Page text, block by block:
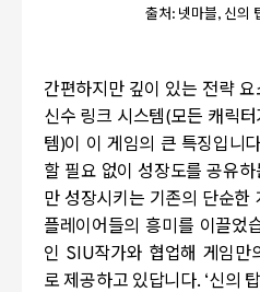
출처: 넷마블, 신의
간편하지만 깊이 있는 전략
신수 링크 시스템(모든 캐릭
템)이 이 게임의 큰 특징입니다
할 필요 없이 성장도를 공유
만 성장시키는 기존의 단순한
플레이어들의 흥미를 이끌었
인 SIU작가와 협업해 게임만
로 제공하고 있답니다. ‘신의 탑